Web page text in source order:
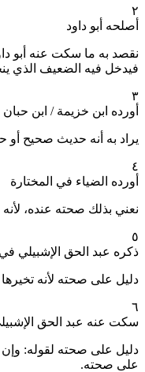
٢
أصلحه أبو داود
نقصد به ما سكت عنه أبو
فيدخل فيه الضعيف الذي
٣
أورده ابن خزيمة / ابن
يراد به أنه حديث صحيح
٤
أورده الضياء في المختارة
نعني بذلك صحته عنده،
٥
ذكره عبد الحق الإشبيلي
دليل على صحته لأنه
٦
سكت عنه عبد الحق
دليل على صحته لقوله:
على صحته.